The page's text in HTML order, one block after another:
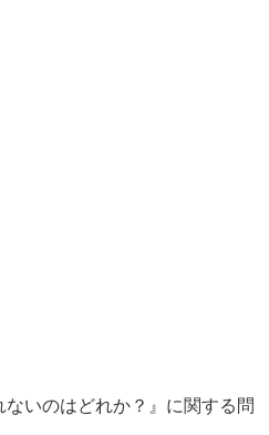
いのはどれか？』に関する問